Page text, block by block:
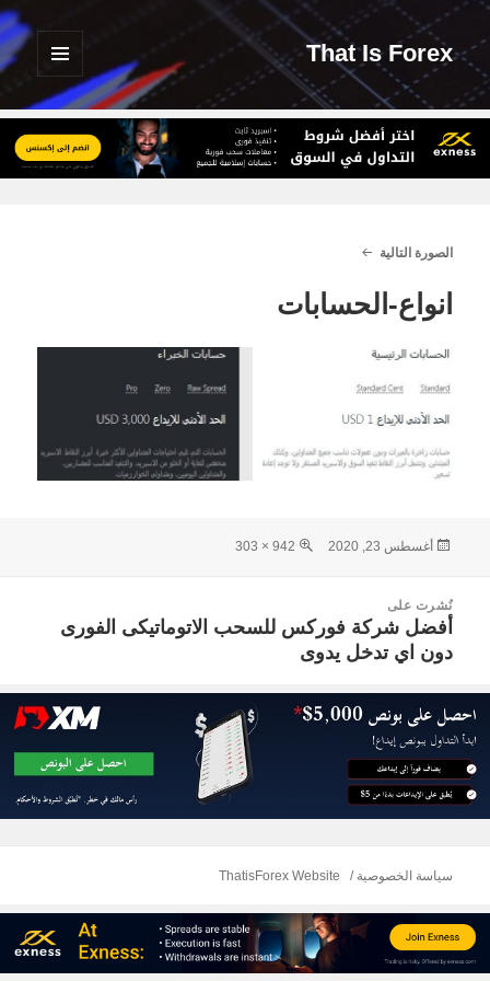
That Is Forex
القائمة
والودجات
الصورة التالية
انواع-الحسابات
نُشرت
أغسطس 23, 2020
الحجم
942 × 303
المقالاتنُشرت على
أفضل شركة فوركس للسحب الاتوماتيكى الفورى
دون اي تدخل يدوى
سياسة الخصوصية ThatisForex Website